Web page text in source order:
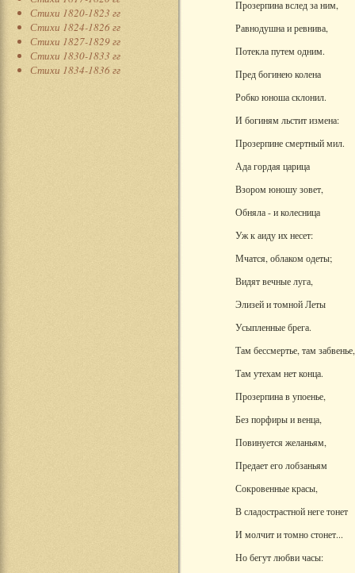
Стихи 1820-1823 гг
Стихи 1824-1826 гг
Стихи 1827-1829 гг
Стихи 1830-1833 гг
Стихи 1834-1836 гг
Прозерпина вслед за ним,
Равнодушна и ревнива,
Потекла путем одним.
Пред богинею колена
Робко юноша склонил.
И богиням льстит измена:
Прозерпине смертный мил.
Ада гордая царица
Взором юношу зовет,
Обняла - и колесница
Уж к аиду их несет:
Мчатся, облаком одеты;
Видят вечные луга,
Элизей и томной Леты
Усыпленные брега.
Там бессмертье, там забвенье,
Там утехам нет конца.
Прозерпина в упоенье,
Без порфиры и венца,
Повинуется желаньям,
Предает его лобзаньям
Сокровенные красы,
В сладострастной неге тонет
И молчит и томно стонет...
Но бегут любви часы: